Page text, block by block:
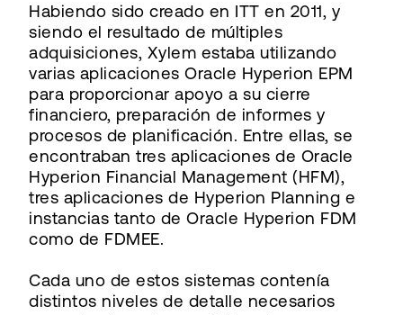
Habiendo sido creado en ITT en 2011, y
siendo el resultado de múltiples
adquisiciones, Xylem estaba utilizando
varias aplicaciones Oracle Hyperion EPM
para proporcionar apoyo a su cierre
financiero, preparación de informes y
procesos de planificación. Entre ellas, se
encontraban tres aplicaciones de Oracle
Hyperion Financial Management (HFM),
tres aplicaciones de Hyperion Planning e
instancias tanto de Oracle Hyperion FDM
como de FDMEE.
Cada uno de estos sistemas contenía
distintos niveles de detalle necesarios